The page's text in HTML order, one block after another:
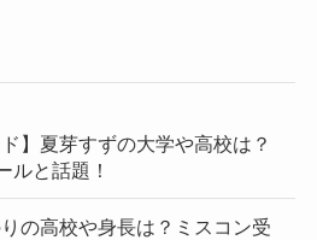
】夏芽すずの大学や高校は？
ルと話題！
の高校や身長は？ミスコン受